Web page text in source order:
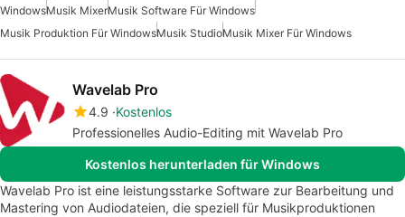
WindowsMusik MixerMusik Software Für Windows
Musik Produktion Für WindowsMusik StudioMusik Mixer Für Windows
Wavelab Pro
4.9 Kostenlos
Professionelles Audio-Editing mit Wavelab Pro
Kostenlos herunterladen für Windows
Wavelab Pro ist eine leistungsstarke Software zur Bearbeitung und
Mastering von Audiodateien, die speziell für Musikproduktionen